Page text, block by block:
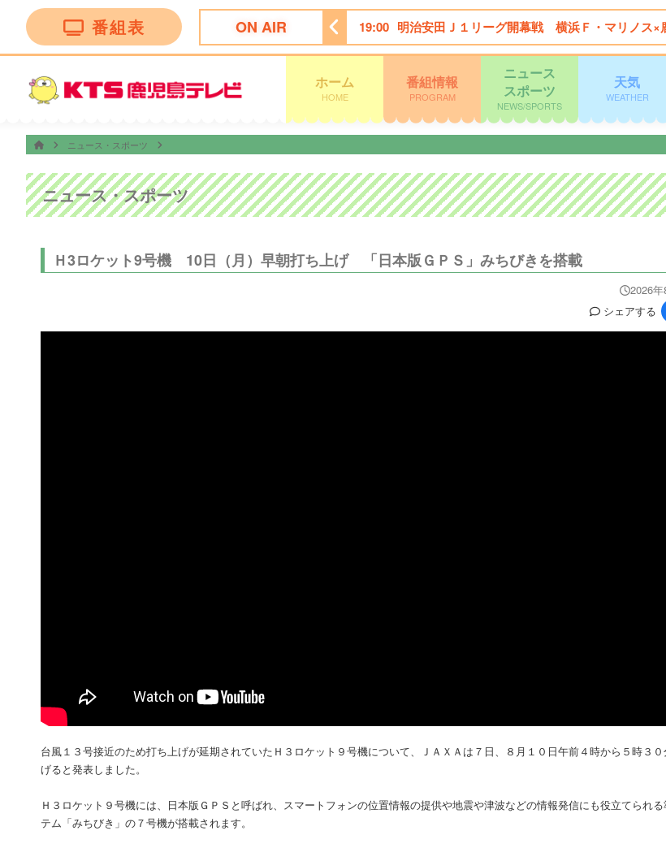
番組表 ON AIR
ｅｗｓ イット！第１部 18:09 ＫＴＳライブニュース 19:00 明治安田Ｊ１リーグ開幕戦 横浜Ｆ・マリノス×
ホーム
HOME
番組情報
PROGRAM
ニュース
スポーツ
NEWS/SPORTS
天気
WEATHER
ニュース・スポーツ
ニュース・スポーツ
Ｈ3ロケット9号機 10日（月）早朝打ち上げ 「日本版ＧＰＳ」みちびきを搭載
2026
シェアする
台風１３号接近のため打ち上げが延期されていたＨ３ロケット９号機について、ＪＡＸＡは７日、８月１０日午前４時から５時３
げると発表しました。
Ｈ３ロケット９号機には、日本版ＧＰＳと呼ばれ、スマートフォンの位置情報の提供や地震や津波などの情報発信にも役立てられ
テム「みちびき」の７号機が搭載されます。